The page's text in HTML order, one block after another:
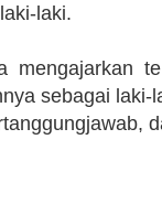
laki.
mengajarkan
sebagai